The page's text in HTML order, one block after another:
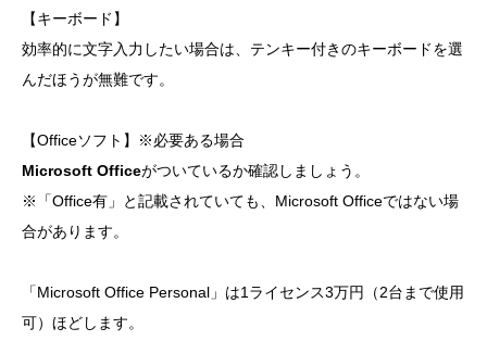
【キーボード】
効率的に文字入力したい場合は、テンキー付きのキーボードを選
んだほうが無難です。
【Officeソフト】※必要ある場合
Microsoft Officeがついているか確認しましょう。
※「Office有」と記載されていても、Microsoft Officeではない場
合があります。
「Microsoft Office Personal」は1ライセンス3万円（2台まで使用
可）ほどします。